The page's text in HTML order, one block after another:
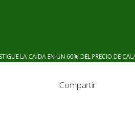
LA CAÍDA EN UN 60% DEL PRECIO DE
Compartir